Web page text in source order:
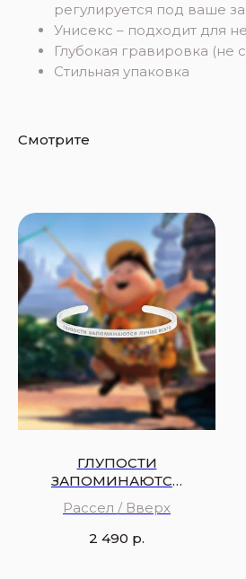
регулируется под ваше
Унисекс – подходит для
Глубокая гравировка (не
Стильная упаковка
Смотрите
ГЛУПОСТИ
ЗАПОМИНАЮТСЯ
ЛУЧШЕ ВСЕГО
Рассел / Вверх
2 490 р.